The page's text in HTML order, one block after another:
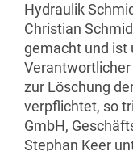
Hydraulik
Christian
gemacht und ist
Verantwortlicher
zur Löschung
verpflichtet, so
GmbH,
Stephan Keer